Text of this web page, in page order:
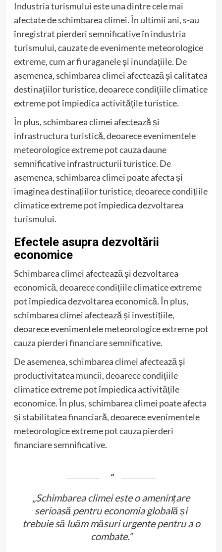
Industria turismului este una dintre cele mai
afectate de schimbarea climei. În ultimii ani, s-au
înregistrat pierderi semnificative în industria
turismului, cauzate de evenimente meteorologice
extreme, cum ar fi uraganele și inundațiile. De
asemenea, schimbarea climei afectează și calitatea
destinațiilor turistice, deoarece condițiile climatice
extreme pot împiedica activitățile turistice.
În plus, schimbarea climei afectează și
infrastructura turistică, deoarece evenimentele
meteorologice extreme pot cauza daune
semnificative infrastructurii turistice. De
asemenea, schimbarea climei poate afecta și
imaginea destinațiilor turistice, deoarece condițiile
climatice extreme pot împiedica dezvoltarea
turismului.
Efectele asupra dezvoltării
economice
Schimbarea climei afectează și dezvoltarea
economică, deoarece condițiile climatice extreme
pot împiedica dezvoltarea economică. În plus,
schimbarea climei afectează și investițiile,
deoarece evenimentele meteorologice extreme pot
cauza pierderi financiare semnificative.
De asemenea, schimbarea climei afectează și
productivitatea muncii, deoarece condițiile
climatice extreme pot împiedica activitățile
economice. În plus, schimbarea climei poate afecta
și stabilitatea financiară, deoarece evenimentele
meteorologice extreme pot cauza pierderi
financiare semnificative.
„Schimbarea climei este o amenințare
serioasă pentru economia globală și
trebuie să luăm măsuri urgente pentru a o
combate.”